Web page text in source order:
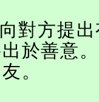
對方提
於善意
。